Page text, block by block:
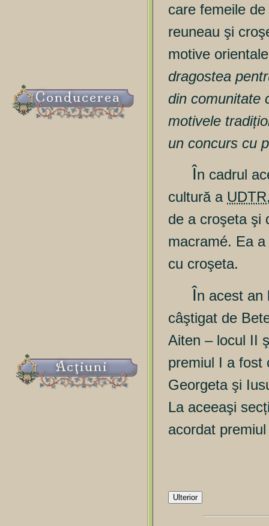
Conducerea
Acţiuni
care femeile
reuneau şi
motive
dragostea
din comunitate
motivele
un concurs cu
În cadrul
cultură a UDTR
de a croşeta şi
macramé. Ea
cu croşeta.
În acest an
câştigat de
Aiten – locul II
premiul I a fost
Georgeta şi
La aceeaşi
acordat
Ulterior